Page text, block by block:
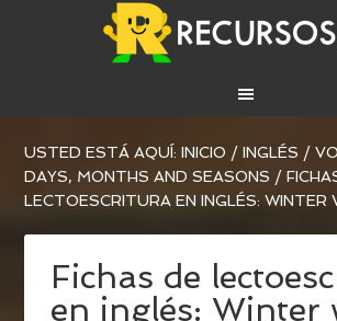
USTED ESTÁ AQUÍ:INICIO / INGLÉS /
DAYS, MONTHS AND SEASONS /
LECTOESCRITURA EN INGLÉS: WINTER
Fichas de
en inglés: Winter